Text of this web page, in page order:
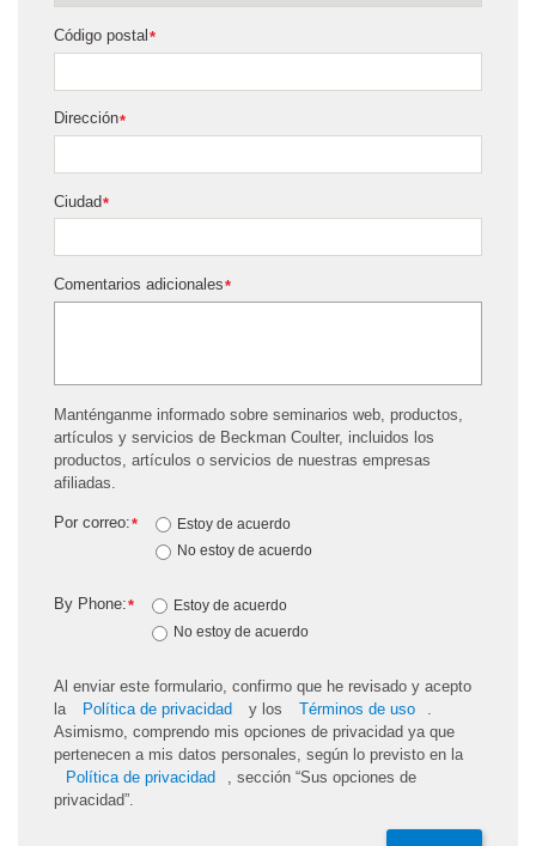
*
Código postal
*
Dirección
*
Ciudad
*
Comentarios adicionales
Manténganme informado sobre seminarios web, productos,
artículos y servicios de Beckman Coulter, incluidos los
productos, artículos o servicios de nuestras empresas
afiliadas.
*
Por correo:
Estoy de acuerdo
No estoy de acuerdo
*
By Phone:
Estoy de acuerdo
No estoy de acuerdo
Al enviar este formulario, confirmo que he revisado y acepto
la
Política de privacidad y los Términos de uso
Asimismo, comprendo mis opciones de privacidad ya que
pertenecen a mis datos personales, según lo previsto en la
Política de privacidad
, sección “Sus opciones de
privacidad”.